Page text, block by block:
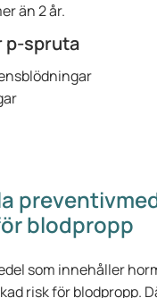
än 2 år.
p-spruta
blodpropp
som innehåller
risk för blodpropp.